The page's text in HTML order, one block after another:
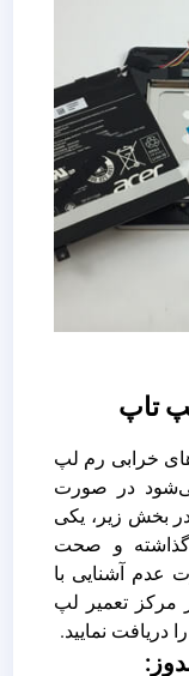
تاپ
خرابی رم لپ
در صورت
بخش زیر، یکی
گذاشته و صحت
عدم آشنایی با
مرکز تعمیر لپ
دریافت نمایید.